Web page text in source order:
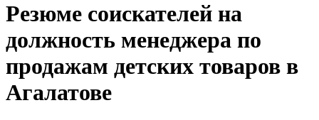
Резюме соискателей на
должность менеджера по
продажам детских товаров в
Агалатове